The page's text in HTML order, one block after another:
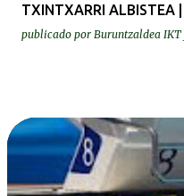
TXINTXARRI ALBISTEA
publicado por Buruntzaldea IKT